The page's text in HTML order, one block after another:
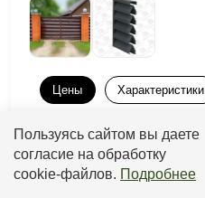
Пользуясь сайтом вы даете
согласие на обработку
cookie-файлов. Подробнее
Цены Характеристики
Покрытие
Толщина
рамы